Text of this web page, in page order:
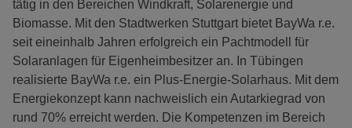
tätig in den Bereichen Windkraft, Solarenergie und
Biomasse. Mit den Stadtwerken Stuttgart bietet BayWa r.e.
seit eineinhalb Jahren erfolgreich ein Pachtmodell für
Solaranlagen für Eigenheimbesitzer an. In Tübingen
realisierte BayWa r.e. ein Plus-Energie-Solarhaus. Mit dem
Energiekonzept kann nachweislich ein Autarkiegrad von
rund 70% erreicht werden. Die Kompetenzen im Bereich